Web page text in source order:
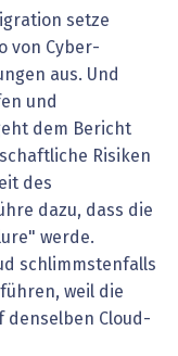
setze
von Cyber­
aus. Und
und
dem Bericht
Risiken
des
dazu, dass die
werde.
schlimmstenfalls
weil die
denselben Cloud-